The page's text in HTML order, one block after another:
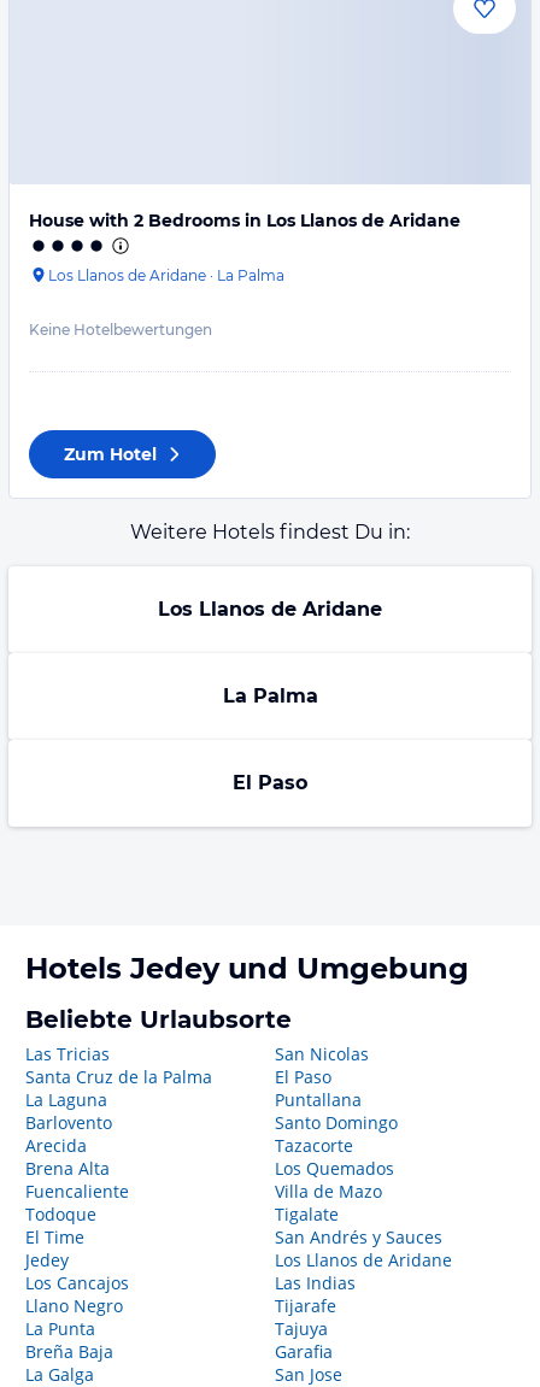
House with 2 Bedrooms in Los Llanos de Aridane
Los Llanos de Aridane · La Palma
Keine Hotelbewertungen
Zum Hotel
Weitere Hotels findest Du in:
Los Llanos de Aridane
La Palma
El Paso
HotelsJedeyund Umgebung
Beliebte Urlaubsorte
Las Tricias
Santa Cruz de la Palma
La Laguna
Barlovento
Arecida
Brena Alta
Fuencaliente
Todoque
El Time
Jedey
Los Cancajos
Llano Negro
La Punta
Breña Baja
La Galga
San Nicolas
El Paso
Puntallana
Santo Domingo
Tazacorte
Los Quemados
Villa de Mazo
Tigalate
San Andrés y Sauces
Los Llanos de Aridane
Las Indias
Tijarafe
Tajuya
Garafia
San Jose